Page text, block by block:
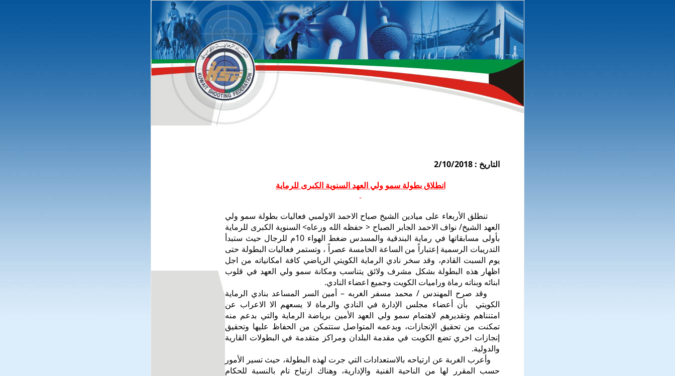
التاريخ : 2/10/2018
انطلاق بطولة سمو ولي العهد السنوية الكبرى للرماية
تنطلق الأربعاء على ميادين الشيخ صباح الاحمد الاولمبي فعاليات بطولة سمو ولي
العهد الشيخ/ نواف الاحمد الجابر الصباح < حفظه الله ورعاه> السنوية الكبرى للرماية
بأولى مسابقاتها في رماية البندقية والمسدس ضغط الهواء 10م للرجال حيث ستبدأ
التدريبات الرسمية إعتباراً من الساعة الخامسة عصراً ، وتستمر فعاليات البطولة حتى
يوم السبت القادم، وقد سخر نادي الرماية الكويتي الرياضي كافة امكانياته من اجل
اظهار هذه البطولة بشكل مشرف ولائق يتناسب ومكانة سمو ولي العهد في قلوب
ابنائه وبناته رماة وراميات الكويت وجميع اعضاء النادي.
وقد صرح المهندس / محمد مسفر الغربه – أمين السر المساعد بنادي الرماية
الكويتي بأن أعضاء مجلس الإدارة في النادي والرماة لا يسعهم الا الاعراب عن
امتنناهم وتقديرهم لاهتمام سمو ولي العهد الأمين برياضة الرماية والتي بدعم منه
تمكنت من تحقيق الإنجازات، وبدعمه المتواصل ستتمكن من الحفاظ عليها وتحقيق
إنجازات اخري تضع الكويت في مقدمة البلدان ومراكز متقدمة في البطولات القارية
والدولية.
وأعرب الغربة عن ارتياحه بالاستعدادات التي جرت لهذه البطولة، حيث تسير الأمور
حسب المقرر لها من الناحية الفنية والإدارية، وهناك ارتياح تام بالنسبة للحكام